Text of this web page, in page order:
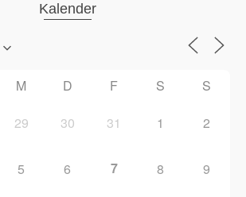
Kalender
M D F S S
29 30 31 1 2
5 6 7 8 9